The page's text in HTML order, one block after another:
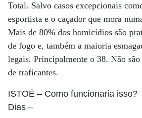
Total. Salvo casos excepcionais
esportista e o caçador que mora
Mais de 80% dos homicídios são
de fogo e, também a maioria
legais. Principalmente o 38. Não
de traficantes.
ISTOÉ – Como funcionaria isso?
Dias –